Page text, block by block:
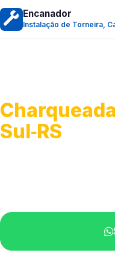
Encanador
Instalação de Torneira,
Sul‑RS